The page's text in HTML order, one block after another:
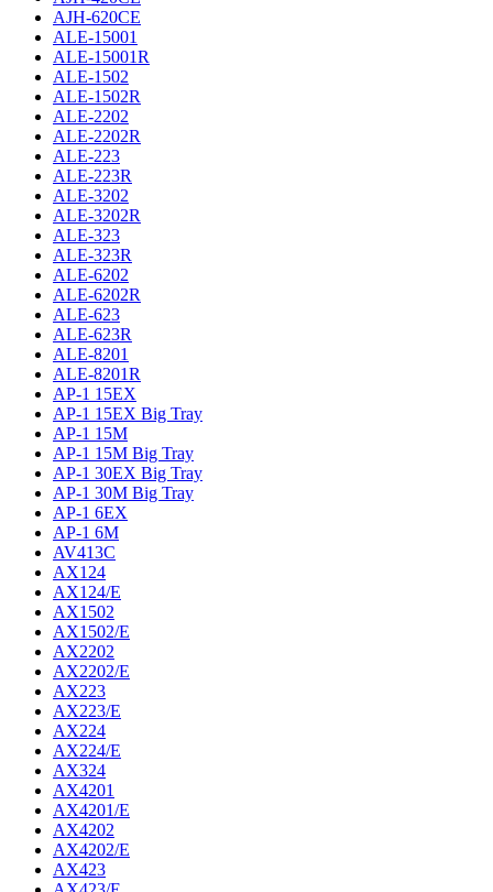
AJH-620CE
ALE-15001
ALE-15001R
ALE-1502
ALE-1502R
ALE-2202
ALE-2202R
ALE-223
ALE-223R
ALE-3202
ALE-3202R
ALE-323
ALE-323R
ALE-6202
ALE-6202R
ALE-623
ALE-623R
ALE-8201
ALE-8201R
AP-1 15EX
AP-1 15EX Big Tray
AP-1 15M
AP-1 15M Big Tray
AP-1 30EX Big Tray
AP-1 30M Big Tray
AP-1 6EX
AP-1 6M
AV413C
AX124
AX124/E
AX1502
AX1502/E
AX2202
AX2202/E
AX223
AX223/E
AX224
AX224/E
AX324
AX4201
AX4201/E
AX4202
AX4202/E
AX423